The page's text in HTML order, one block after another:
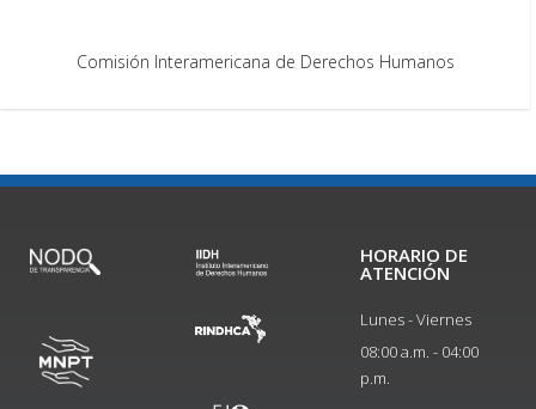
Comisión Interamericana de Derechos Humanos
HORARIO DE
ATENCIÓN
Lunes - Viernes
08:00 a.m. - 04:00
p.m.